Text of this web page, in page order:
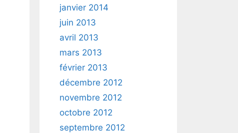
janvier 2014
juin 2013
avril 2013
mars 2013
février 2013
décembre 2012
novembre 2012
octobre 2012
septembre 2012